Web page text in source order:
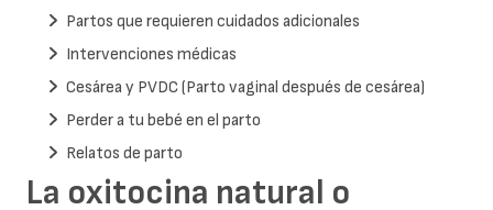
La oxitocina natural o
Partos que requieren cuidados adicionales
Intervenciones médicas
Cesárea y PVDC (Parto vaginal después de cesárea)
Perder a tu bebé en el parto
Relatos de parto